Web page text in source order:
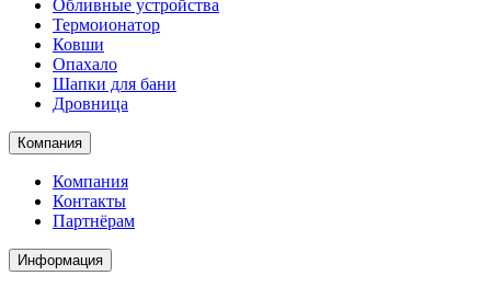
Обливные устройства
Термоионатор
Ковши
Опахало
Шапки для бани
Дровница
Компания
Компания
Контакты
Партнёрам
Информация